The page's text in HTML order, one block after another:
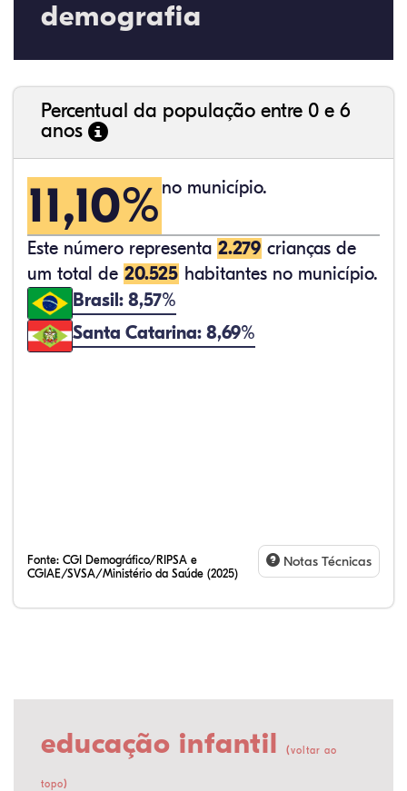
demografia
Percentual da população entre 0 e 6
anos
11,10% no município.
Este número representa 2.279 crianças de
um total de 20.525 habitantes no município.
Brasil: 8,57%
Santa Catarina: 8,69%
Fonte: CGI Demográfico/RIPSA e
CGIAE/SVSA/Ministério da Saúde (2025)
Notas Técnicas
educação infantil (voltar ao
topo)